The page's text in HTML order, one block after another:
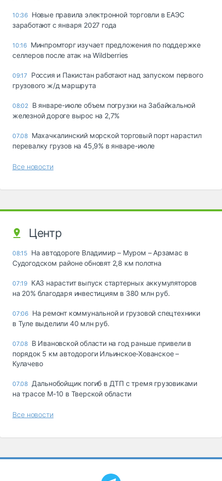
10:36 Новые правила электронной торговли в ЕАЭС
заработают с января 2027 года
10:16 Минпромторг изучает предложения по поддержке
селлеров после атак на Wildberries
09:17
Россия и Пакистан работают над запуском первого
грузового ж/д маршрута
08:02 В январе-июле объем погрузки на Забайкальной
железной дороге вырос на 2,7%
07.08 Махачкалинский морской торговый порт нарастил
перевалку грузов на 45,9% в январе-июле
Все новости
Центр
08:15 На автодороге Владимир – Муром – Арзамас в
Судогодском районе обновят 2,8 км полотна
07:19 КАЗ нарастит выпуск стартерных аккумуляторов
на 20% благодаря инвестициям в 380 млн руб.
07:06 На ремонт коммунальной и грузовой спецтехники
в Туле выделили 40 млн руб.
07.08 В Ивановской области на год раньше привели в
порядок 5 км автодороги Ильинское-Хованское –
Кулачево
07.08 Дальнобойщик погиб в ДТП с тремя грузовиками
на трассе М-10 в Тверской области
Все новости